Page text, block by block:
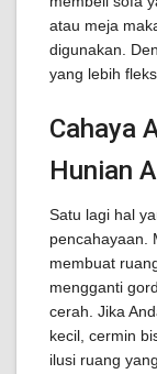
atau meja
digunakan.
yang lebih
Cahaya
Hunian
Satu lagi hal
pencahayaan.
membuat
mengganti
cerah. Jika
kecil, cermin
ilusi ruang